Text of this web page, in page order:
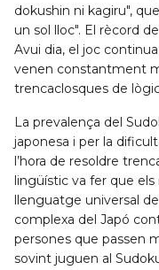
dokushin ni kagiru",
un sol lloc". El rècord
Avui dia, el joc
venen constantment
trencaclosques de
La prevalença del
japonesa i per la
l’hora de resoldre
lingüístic va fer que
llenguatge universal
complexa del Japó
persones que passen
sovint juguen al